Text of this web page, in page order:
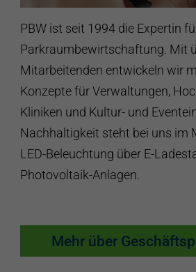
PBW ist seit 1994 die Expertin
Parkraumbewirtschaftung. Mit
Mitarbeitenden entwickeln wir
Konzepte für Verwaltungen,
Kliniken und Kultur- und
Nachhaltigkeit steht bei uns im
LED-Beleuchtung über E-
Photovoltaik-Anlagen.
Mehr über